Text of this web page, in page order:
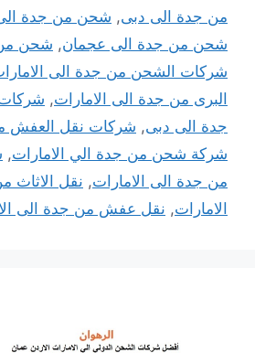
من جدة الى دبى, شحن من جدة
شحن من جدة الى عجمان, شحن من
شركات الشحن من جدة الى
البرى من جدة الى الامارات,
جدة الى دبى, شركات نقل العفش
شركة شحن من جدة الي الامارات,
من جدة الى الامارات, نقل الاثاث
الامارات, نقل عفش من جدة الى